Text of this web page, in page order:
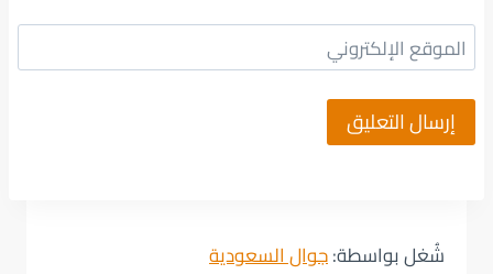
الموقع الإلكتروني
شُغل بواسطة:جوال السعودية